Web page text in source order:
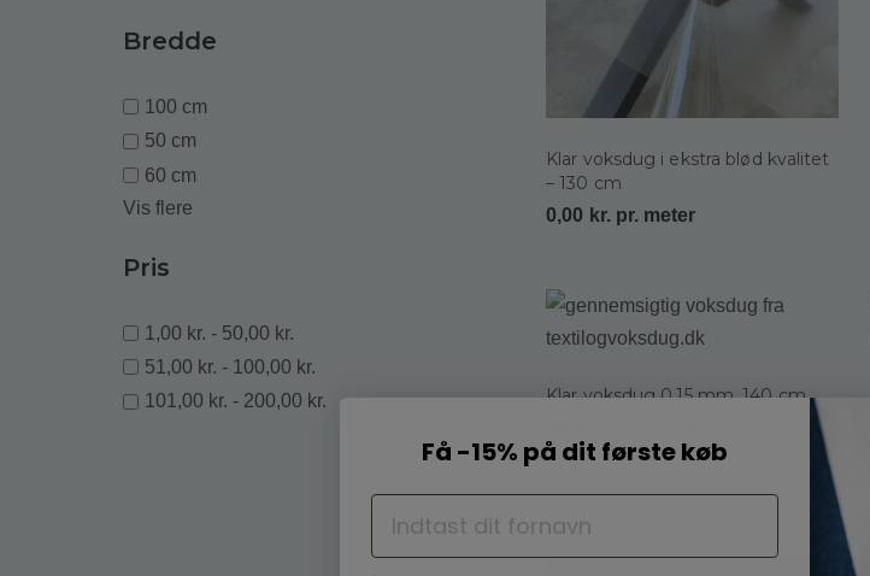
Bredde
100 cm
50 cm
60 cm
Vis flere
Pris
1,00 kr. - 50,00 kr.
51,00 kr. - 100,00 kr.
101,00 kr. - 200,00 kr.
Klar voksdug i ekstra blød kvalitet
– 130 cm
0,00 kr. pr. meter
Klar voksdug 0,15 mm, 140 cm
Få -15% på dit første køb